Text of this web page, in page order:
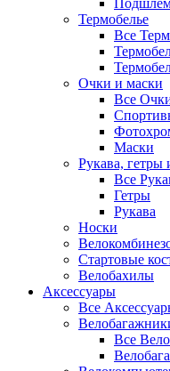
Термобелье
Все
Очки и маски
Все
Маски
Рукава, гетры
Все
Гетры
Рукава
Носки
Стартовые
Велобахилы
Аксессуары
Все
Все